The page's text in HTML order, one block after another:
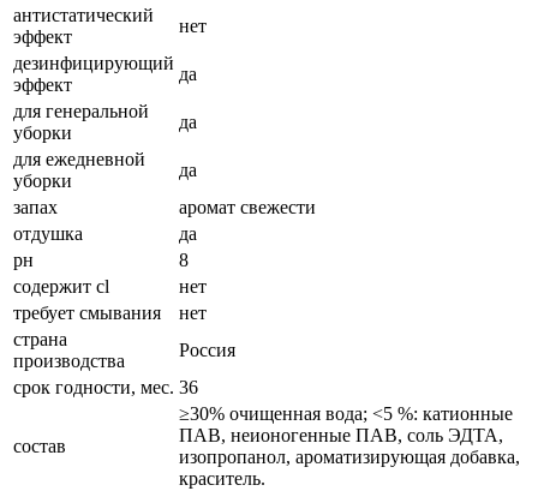
антистатический
эффект
нет
дезинфицирующий
эффект
да
для генеральной
уборки
да
для ежедневной
уборки
да
запах
аромат свежести
отдушка
да
рн
8
содержит cl
нет
требует смывания
нет
страна
производства
Россия
срок годности, мес. 36
состав
≥30% очищенная вода; <5 %: катионные
ПАВ, неионогенные ПАВ, соль ЭДТА,
изопропанол, ароматизирующая добавка,
краситель.